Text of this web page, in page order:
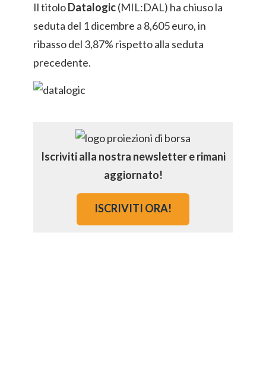
Il titoloDatalogic(MIL:DAL) ha chiuso la
seduta del 1 dicembre a 8,605 euro, in
ribasso del 3,87% rispetto alla seduta
precedente.
Iscriviti alla nostra newsletter e rimani
aggiornato!
ISCRIVITI ORA!